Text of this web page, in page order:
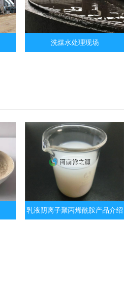
洗煤水处理现场
乳液阴离子聚丙烯酰胺产品介绍